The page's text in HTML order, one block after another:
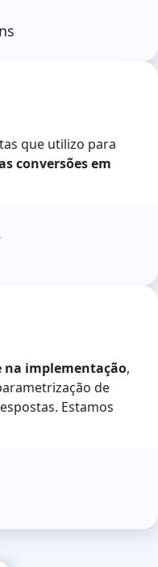
que utilizo para
conversões em
na implementação,
de
Estamos